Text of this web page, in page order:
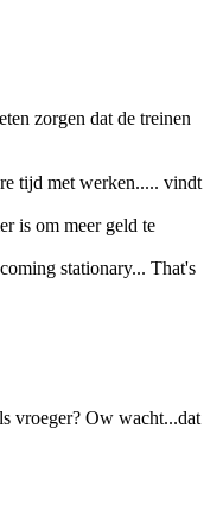
zorgen dat de treinen
tijd met werken..... vindt
is om meer geld te
stationary... That's
vroeger? Ow wacht...dat